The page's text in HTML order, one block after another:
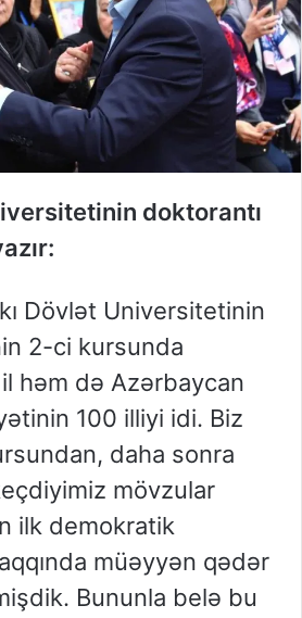
doktorantı
Dövlət Universitetinin
2-ci kursunda
həm də Azərbaycan
100 illiyi idi. Biz
daha sonra
mövzular
ilk demokratik
müəyyən qədər
Bununla belə bu